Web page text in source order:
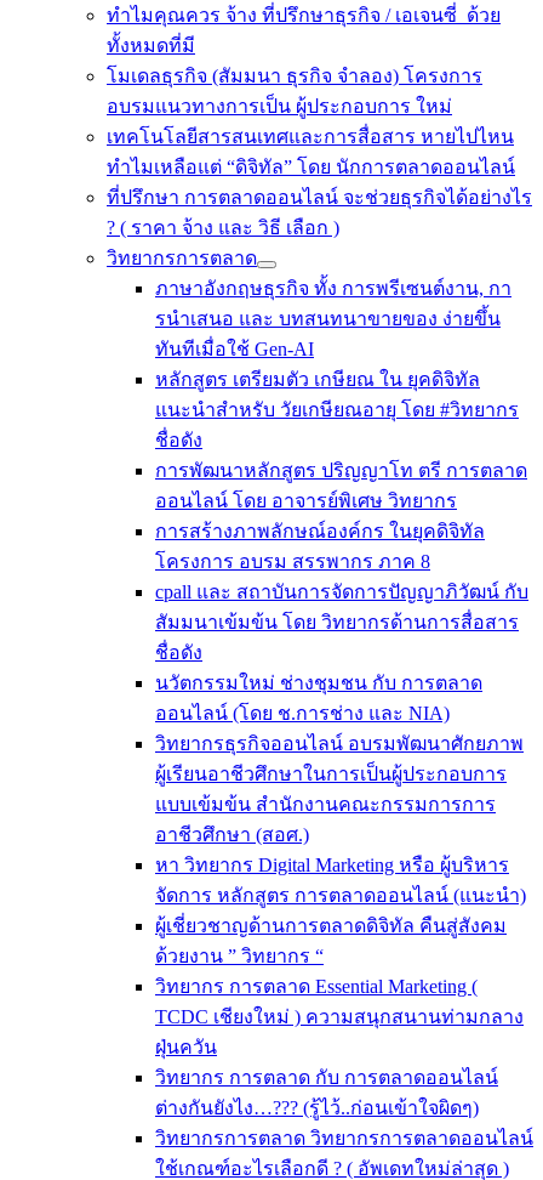
ทำไมคุณควร จ้าง ที่ปรึกษาธุรกิจ / เอเจนซี่ ด้วย
ทั้งหมดที่มี
โมเดลธุรกิจ (สัมมนา ธุรกิจ จำลอง) โครงการ
อบรมแนวทางการเป็น ผู้ประกอบการ ใหม่
เทคโนโลยีสารสนเทศและการสื่อสาร หายไปไหน
ทำไมเหลือแต่ “ดิจิทัล” โดย นักการตลาดออนไลน์
ที่ปรึกษา การตลาดออนไลน์ จะช่วยธุรกิจได้อย่างไร
? ( ราคา จ้าง และ วิธี เลือก )
วิทยากรการตลาด
ภาษาอังกฤษธุรกิจ ทั้ง การพรีเซนต์งาน, กา
รนําเสนอ และ บทสนทนาขายของ ง่ายขึ้น
ทันทีเมื่อใช้ Gen-AI
หลักสูตร เตรียมตัว เกษียณ ใน ยุคดิจิทัล
แนะนำสำหรับ วัยเกษียณอายุ โดย #วิทยากร
ชื่อดัง
การพัฒนาหลักสูตร ปริญญาโท ตรี การตลาด
ออนไลน์ โดย อาจารย์พิเศษ วิทยากร
การสร้างภาพลักษณ์องค์กร ในยุคดิจิทัล
โครงการ อบรม สรรพากร ภาค 8
cpall และ สถาบันการจัดการปัญญาภิวัฒน์ กับ
สัมมนาเข้มข้น โดย วิทยากรด้านการสื่อสาร
ชื่อดัง
นวัตกรรมใหม่ ช่างชุมชน กับ การตลาด
ออนไลน์ (โดย ช.การช่าง และ NIA)
วิทยากรธุรกิจออนไลน์ อบรมพัฒนาศักยภาพ
ผู้เรียนอาชีวศึกษาในการเป็นผู้ประกอบการ
แบบเข้มข้น สำนักงานคณะกรรมการการ
อาชีวศึกษา (สอศ.)
หา วิทยากร Digital Marketing หรือ ผู้บริหาร
จัดการ หลักสูตร การตลาดออนไลน์ (แนะนำ)
ผู้เชี่ยวชาญด้านการตลาดดิจิทัล คืนสู่สังคม
ด้วยงาน ” วิทยากร “
วิทยากร การตลาด Essential Marketing (
TCDC เชียงใหม่ ) ความสนุกสนานท่ามกลาง
ฝุ่นควัน
วิทยากร การตลาด กับ การตลาดออนไลน์
ต่างกันยังไง…??? (รู้ไว้..ก่อนเข้าใจผิดๆ)
วิทยากรการตลาด วิทยากรการตลาดออนไลน์
ใช้เกณฑ์อะไรเลือกดี ? ( อัพเดทใหม่ล่าสุด )